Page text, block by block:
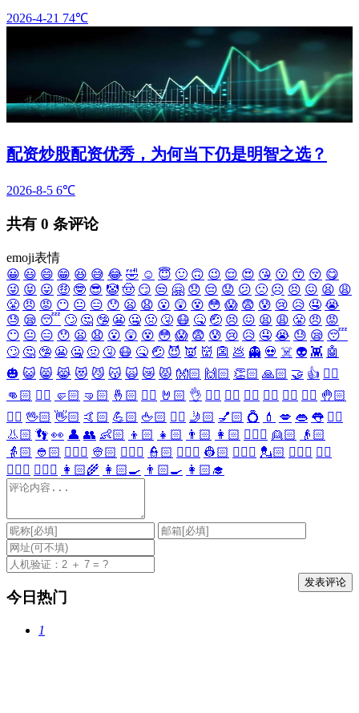
2026-4-21 74℃
配资炒股配资优秀，为何当下仍是明智之选？
2026-8-5 6℃
共有 0 条评论
emoji表情
😀 😃 😄 😁 😆 😅 😂 🤣 ☺️ 😇 🙂 🙃 😉 😌 😍 😘 😗 😙 😚 😋
😜 😝 😛 🤑 🤓 😎 🤡 🤠 😏 😒 🤗 😞 😔 😟 😕 🙁 ☹️ 😣 😖 😫 😩
😤 😠 😡 😶 😐 😑 😯 😦 😧 😮 😲 😵 😳 😱 😨 😰 😢 😥 🤤 😭
😓 😪 😴 🙄 🤔 🤥 😬 🤐 🤢 🤧 😷 🤒 🤕 😣 😖 😫 😩 😤 😠 😡
😶 😐 😑 😯 😦 😧 😮 😲 😵 😳 😱 😨 😰 😢 😥 🤤 😭 😓 😪 😴
🙄 🤔 🤥 😬 🤐 🤢 🤧 😷 🤒 🤕 😈 👿 👹 👺 💩 👻 💀 ☠️ 👽 👾 🤖
🎃 😺 😸 😹 😻 😼 😽 🙀 😿 😾 👐🏻 🙌🏻 👏🏻 🙏🏻 🤝 👍 👎🏻
👊🏻 ✊🏻 🤛🏻 🤜🏻 🤞🏻 ✌🏻 🤘🏻 👌 👈🏻 👉🏻 👆🏻 👇🏻 ☝🏻 ✋🏻 🤚🏻
🖐🏻 🖖🏻 👋🏻 🤙🏻 💪🏻 🖕🏻 ✍🏻 🤳🏻 💅🏻 💍 💄 💋 👄 👅 👂🏻
👃🏻 👣 👀 👤 👥 👶🏻 👦🏻 👧🏻 👨🏻 👩🏻 👱🏻‍♀️ 👱🏻
👴🏻
👵🏻 👲🏻 👳🏻‍♀️ 👳🏻 👮🏻‍♀️ 👮🏻 👷🏻‍♀️ 👷🏻 💂🏻‍♀️ 💂🏻 🕵🏻‍♀️ 🕵🏻
👩🏻‍⚕️ 👨🏻‍⚕️ 👩🏻‍🌾 👩🏻‍🍳 👨🏻‍🍳 👩🏻‍🎓
今日热门
1